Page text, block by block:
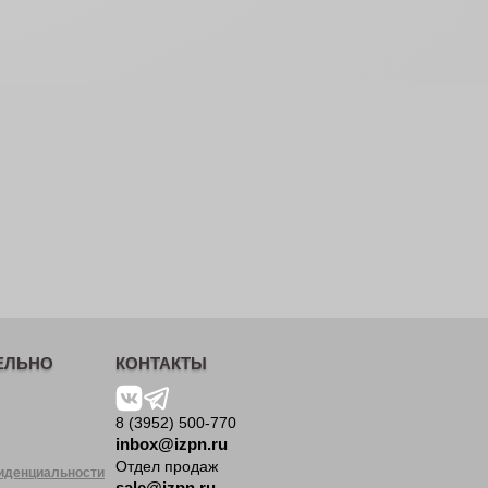
КОНТАКТЫ
8 (3952) 500-770
inbox@izpn.ru
Отдел продаж